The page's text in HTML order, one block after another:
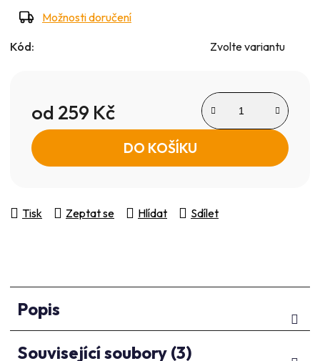
Možnosti doručení
Kód: Zvolte variantu
od 259 Kč
Měrná cena:
DO KOŠÍKU
Tisk Zeptat se Hlídat Sdílet
Popis
Související soubory (3)